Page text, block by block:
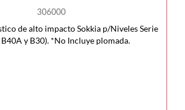
306000
de alto impacto Sokkia p/Niveles Serie
B40A y B30). *No Incluye plomada.